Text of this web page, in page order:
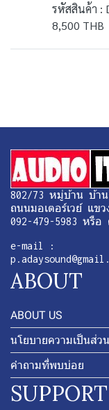
รหัสสินค้า :
8,500 THB
802/73 หมู่บ้าน บ้าน
ถนนมอเตอร์เวย์ แขว
092-479-5983 หรือ
e-mail :
ABOUT
ABOUT US
นโยบายความเป็นส่ว
คำถามที่พบบ่อย
SUPPORT